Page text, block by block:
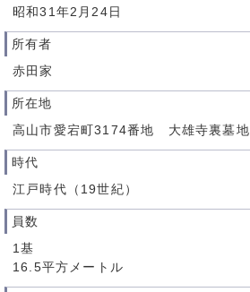
昭和31年2月24日
所有者
赤田家
所在地
高山市愛宕町3174番地 大雄寺裏墓地
時代
江戸時代（19世紀）
員数
1基
16.5平方メートル